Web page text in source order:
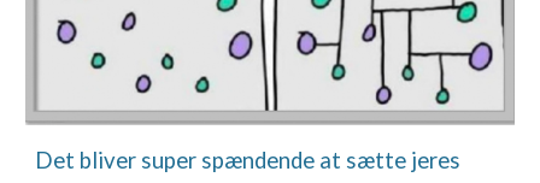
Det bliver super spændende at sætte jeres